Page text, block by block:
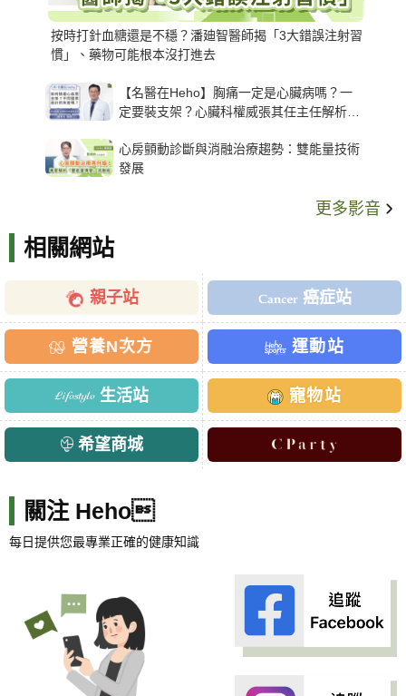
按時打針血糖還是不穩？潘廸智醫師揭「3大錯誤注射習
慣」、藥物可能根本沒打進去
【名醫在Heho】胸痛一定是心臟病嗎？一
定要裝支架？心臟科權威張其任主任解析支
心房顫動診斷與消融治療趨勢：雙能量技術
發展
更多影音
相關網站
親子站 癌症站
營養N次方 運動站
生活站 寵物站
希望商城
關注 Heho
每日提供您最專業正確的健康知識